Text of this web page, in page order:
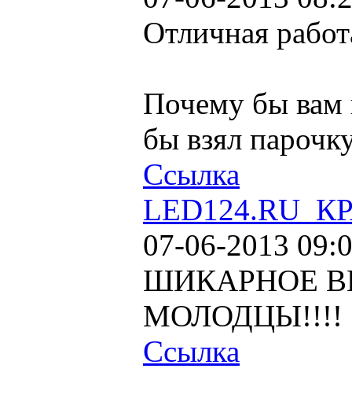
Отличная
Почему бы вам
бы взял
Ссылка
07-06-2013
ШИКАРНОЕ
МОЛОДЦЫ!!!!
Ссылка